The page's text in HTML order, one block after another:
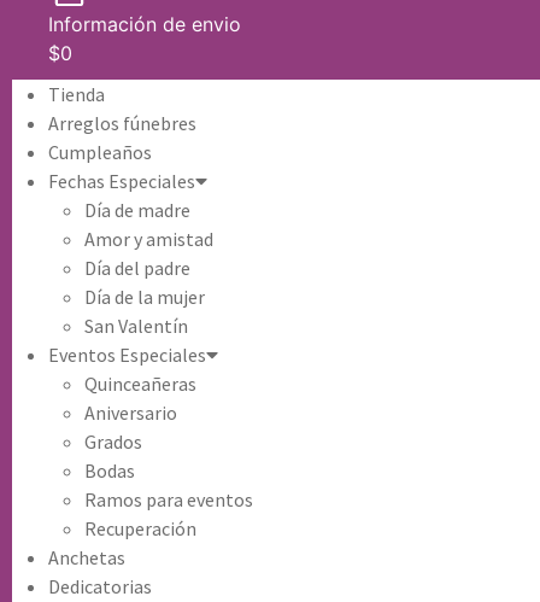
Información de envio
$0
Tienda
Arreglos fúnebres
Cumpleaños
Fechas Especiales
Día de madre
Amor y amistad
Día del padre
Día de la mujer
San Valentín
Eventos Especiales
Quinceañeras
Aniversario
Grados
Bodas
Ramos para eventos
Recuperación
Anchetas
Dedicatorias